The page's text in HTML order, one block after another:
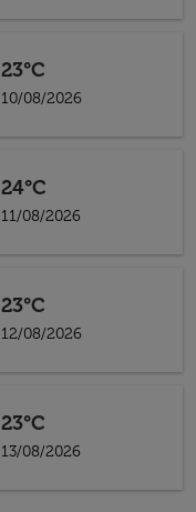
23°C
10/08/2026
24°C
11/08/2026
23°C
12/08/2026
23°C
13/08/2026